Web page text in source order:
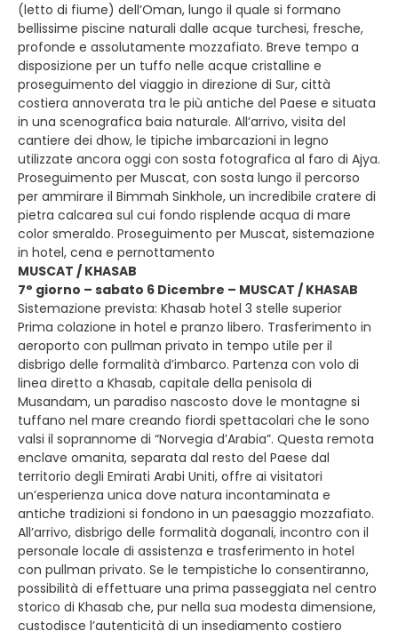
(letto di fiume) dell’Oman, lungo il quale si formano
bellissime piscine naturali dalle acque turchesi, fresche,
profonde e assolutamente mozzafiato. Breve tempo a
disposizione per un tuffo nelle acque cristalline e
proseguimento del viaggio in direzione di Sur, città
costiera annoverata tra le più antiche del Paese e situata
in una scenografica baia naturale. All’arrivo, visita del
cantiere dei dhow, le tipiche imbarcazioni in legno
utilizzate ancora oggi con sosta fotografica al faro di Ajya.
Proseguimento per Muscat, con sosta lungo il percorso
per ammirare il Bimmah Sinkhole, un incredibile cratere di
pietra calcarea sul cui fondo risplende acqua di mare
color smeraldo. Proseguimento per Muscat, sistemazione
in hotel, cena e pernottamento
MUSCAT / KHASAB
7° giorno – sabato 6 Dicembre – MUSCAT / KHASAB
Sistemazione prevista: Khasab hotel 3 stelle superior
Prima colazione in hotel e pranzo libero. Trasferimento in
aeroporto con pullman privato in tempo utile per il
disbrigo delle formalità d’imbarco. Partenza con volo di
linea diretto a Khasab, capitale della penisola di
Musandam, un paradiso nascosto dove le montagne si
tuffano nel mare creando fiordi spettacolari che le sono
valsi il soprannome di “Norvegia d’Arabia”. Questa remota
enclave omanita, separata dal resto del Paese dal
territorio degli Emirati Arabi Uniti, offre ai visitatori
un’esperienza unica dove natura incontaminata e
antiche tradizioni si fondono in un paesaggio mozzafiato.
All’arrivo, disbrigo delle formalità doganali, incontro con il
personale locale di assistenza e trasferimento in hotel
con pullman privato. Se le tempistiche lo consentiranno,
possibilità di effettuare una prima passeggiata nel centro
storico di Khasab che, pur nella sua modesta dimensione,
custodisce l’autenticità di un insediamento costiero